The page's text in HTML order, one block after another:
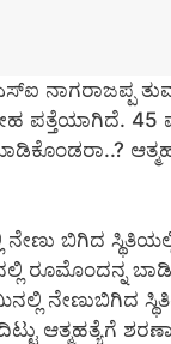
ನಾಗರಾಜಪ್ಪ
ಪತ್ತೆಯಾಗಿದೆ. 45
ಬಿಗಿದ
ರೂಮೊಂದನ್ನ
ನೇಣುಬಿಗಿದ
ಆತ್ಮಹತ್ಯೆಗೆ